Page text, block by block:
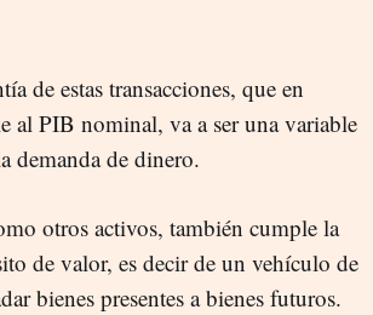
de estas transacciones, que en
al PIB nominal, va a ser una variable
demanda de dinero.
otros activos, también cumple la
de valor, es decir de un vehículo de
bienes presentes a bienes futuros.